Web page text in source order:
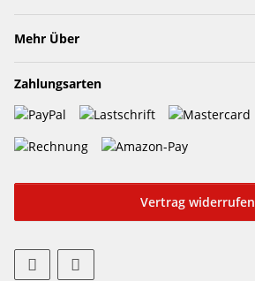
Mehr Über
Zahlungsarten
Vertrag widerrufen